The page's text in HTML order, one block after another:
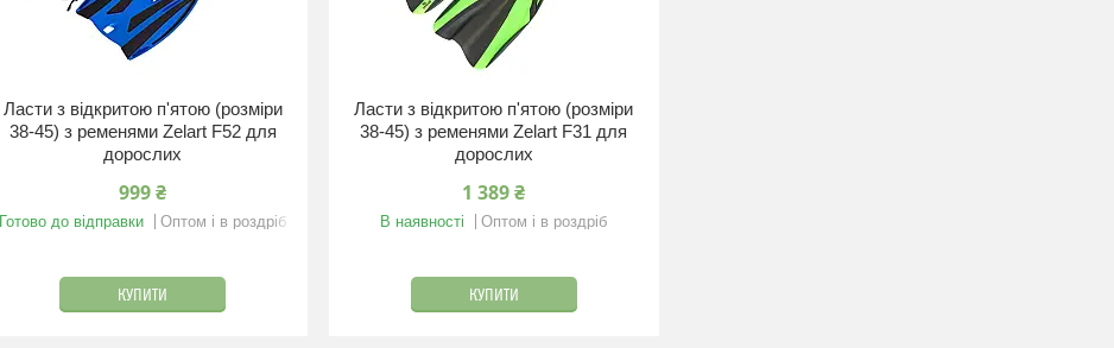
Ласти з відкритою п'ятою (розміри
38-45) з ременями Zelart F52 для
дорослих
999 ₴
Готово до відправки Оптом і в роздріб
КУПИТИ
Ласти з відкритою п'ятою (розміри
38-45) з ременями Zelart F31 для
дорослих
1 389 ₴
В наявності Оптом і в роздріб
КУПИТИ